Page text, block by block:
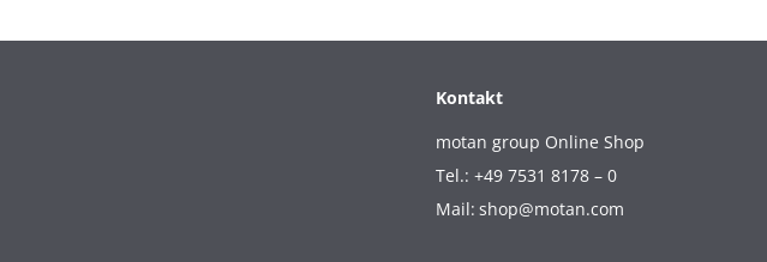
Kontakt
motan group Online Shop
Tel.: +49 7531 8178 – 0
Mail: shop@motan.com